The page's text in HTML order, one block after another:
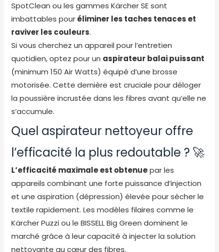
SpotClean ou les gammes Kärcher SE sont
imbattables pouréliminer les taches tenaces et
raviver les couleurs.
Si vous cherchez un appareil pour l’entretien
quotidien, optez pour un aspirateur balai puissant
(minimum 150 Air Watts) équipé d’une brosse
motorisée. Cette dernière est cruciale pour déloger
la poussière incrustée dans les fibres avant qu’elle ne
s’accumule.
Quel aspirateur nettoyeur offre
l’efficacité la plus redoutable ? 🚀
L’efficacité maximale est obtenuepar les
appareils combinant une forte puissance d’injection
et une aspiration (dépression) élevée pour sécher le
textile rapidement. Les modèles filaires comme le
Kärcher Puzzi ou le BISSELL Big Green dominent le
marché grâce à leur capacité à injecter la solution
nettoyante au cœur des fibres.